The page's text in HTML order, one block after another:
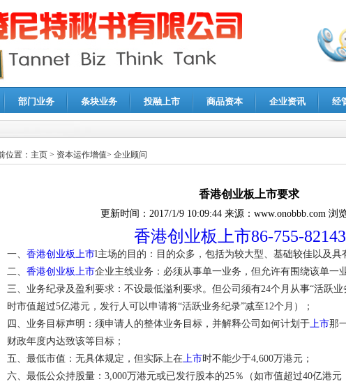
部门业务 条块业务 投融上市 商品资本 企业资讯 经
鉴证
位置： 主页 > 资本运作增值> 企业顾问
香港创业板上市要求
更新时间： 2017/1/9 10:09:44 来源： www.onobbb.com 浏
香港创业板上市86-755-
一、 香港创业板上市l主场的目的：目的众多，包括为较大型、基础较佳以及具
二、 香港创业板上市企业主线业务：必须从事单一业务，但允许有围绕该单一
三、业务纪录及盈利要求：不设最低溢利要求。但公司须有24个月从事“活跃
时市值超过5亿港元，发行人可以申请将“活跃业务纪录”减至12个月）；
四、业务目标声明：须申请人的整体业务目标，并解释公司如何计划于上市那
财政年度内达致该等目标；
五、最低市值：无具体规定，但实际上在上市时不能少于4,600万港元；
六、最低公众持股量：3,000万港元或已发行股本的25％（如市值超过40亿港元